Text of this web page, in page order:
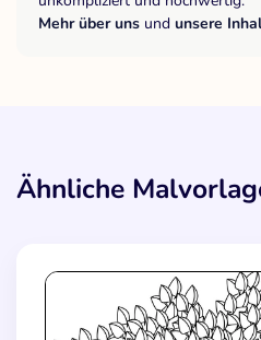
Mehr über uns und unsere
Ähnliche